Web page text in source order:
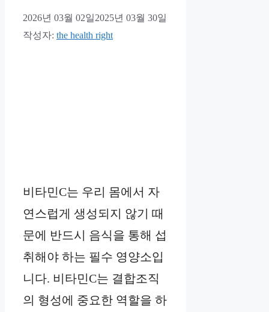
2026년 03월 02일2025년 03월 30일
작성자: the health right
비타민C는 우리 몸에서 자
연스럽게 생성되지 않기 때
문에 반드시 음식을 통해 섭
취해야 하는 필수 영양소입
니다. 비타민C는 결합조직
의 형성에 중요한 역할을 하